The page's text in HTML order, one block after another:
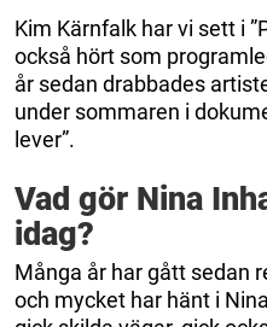
Kim Kärnfalk har vi sett i
också hört som
år sedan drabbades
under sommaren i
lever”.
Vad gör Nina
idag?
Många år har gått sedan
och mycket har hänt i